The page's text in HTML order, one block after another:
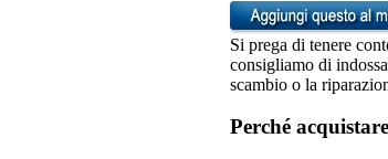
Si prega di tenere
consigliamo di
scambio o la
Perché